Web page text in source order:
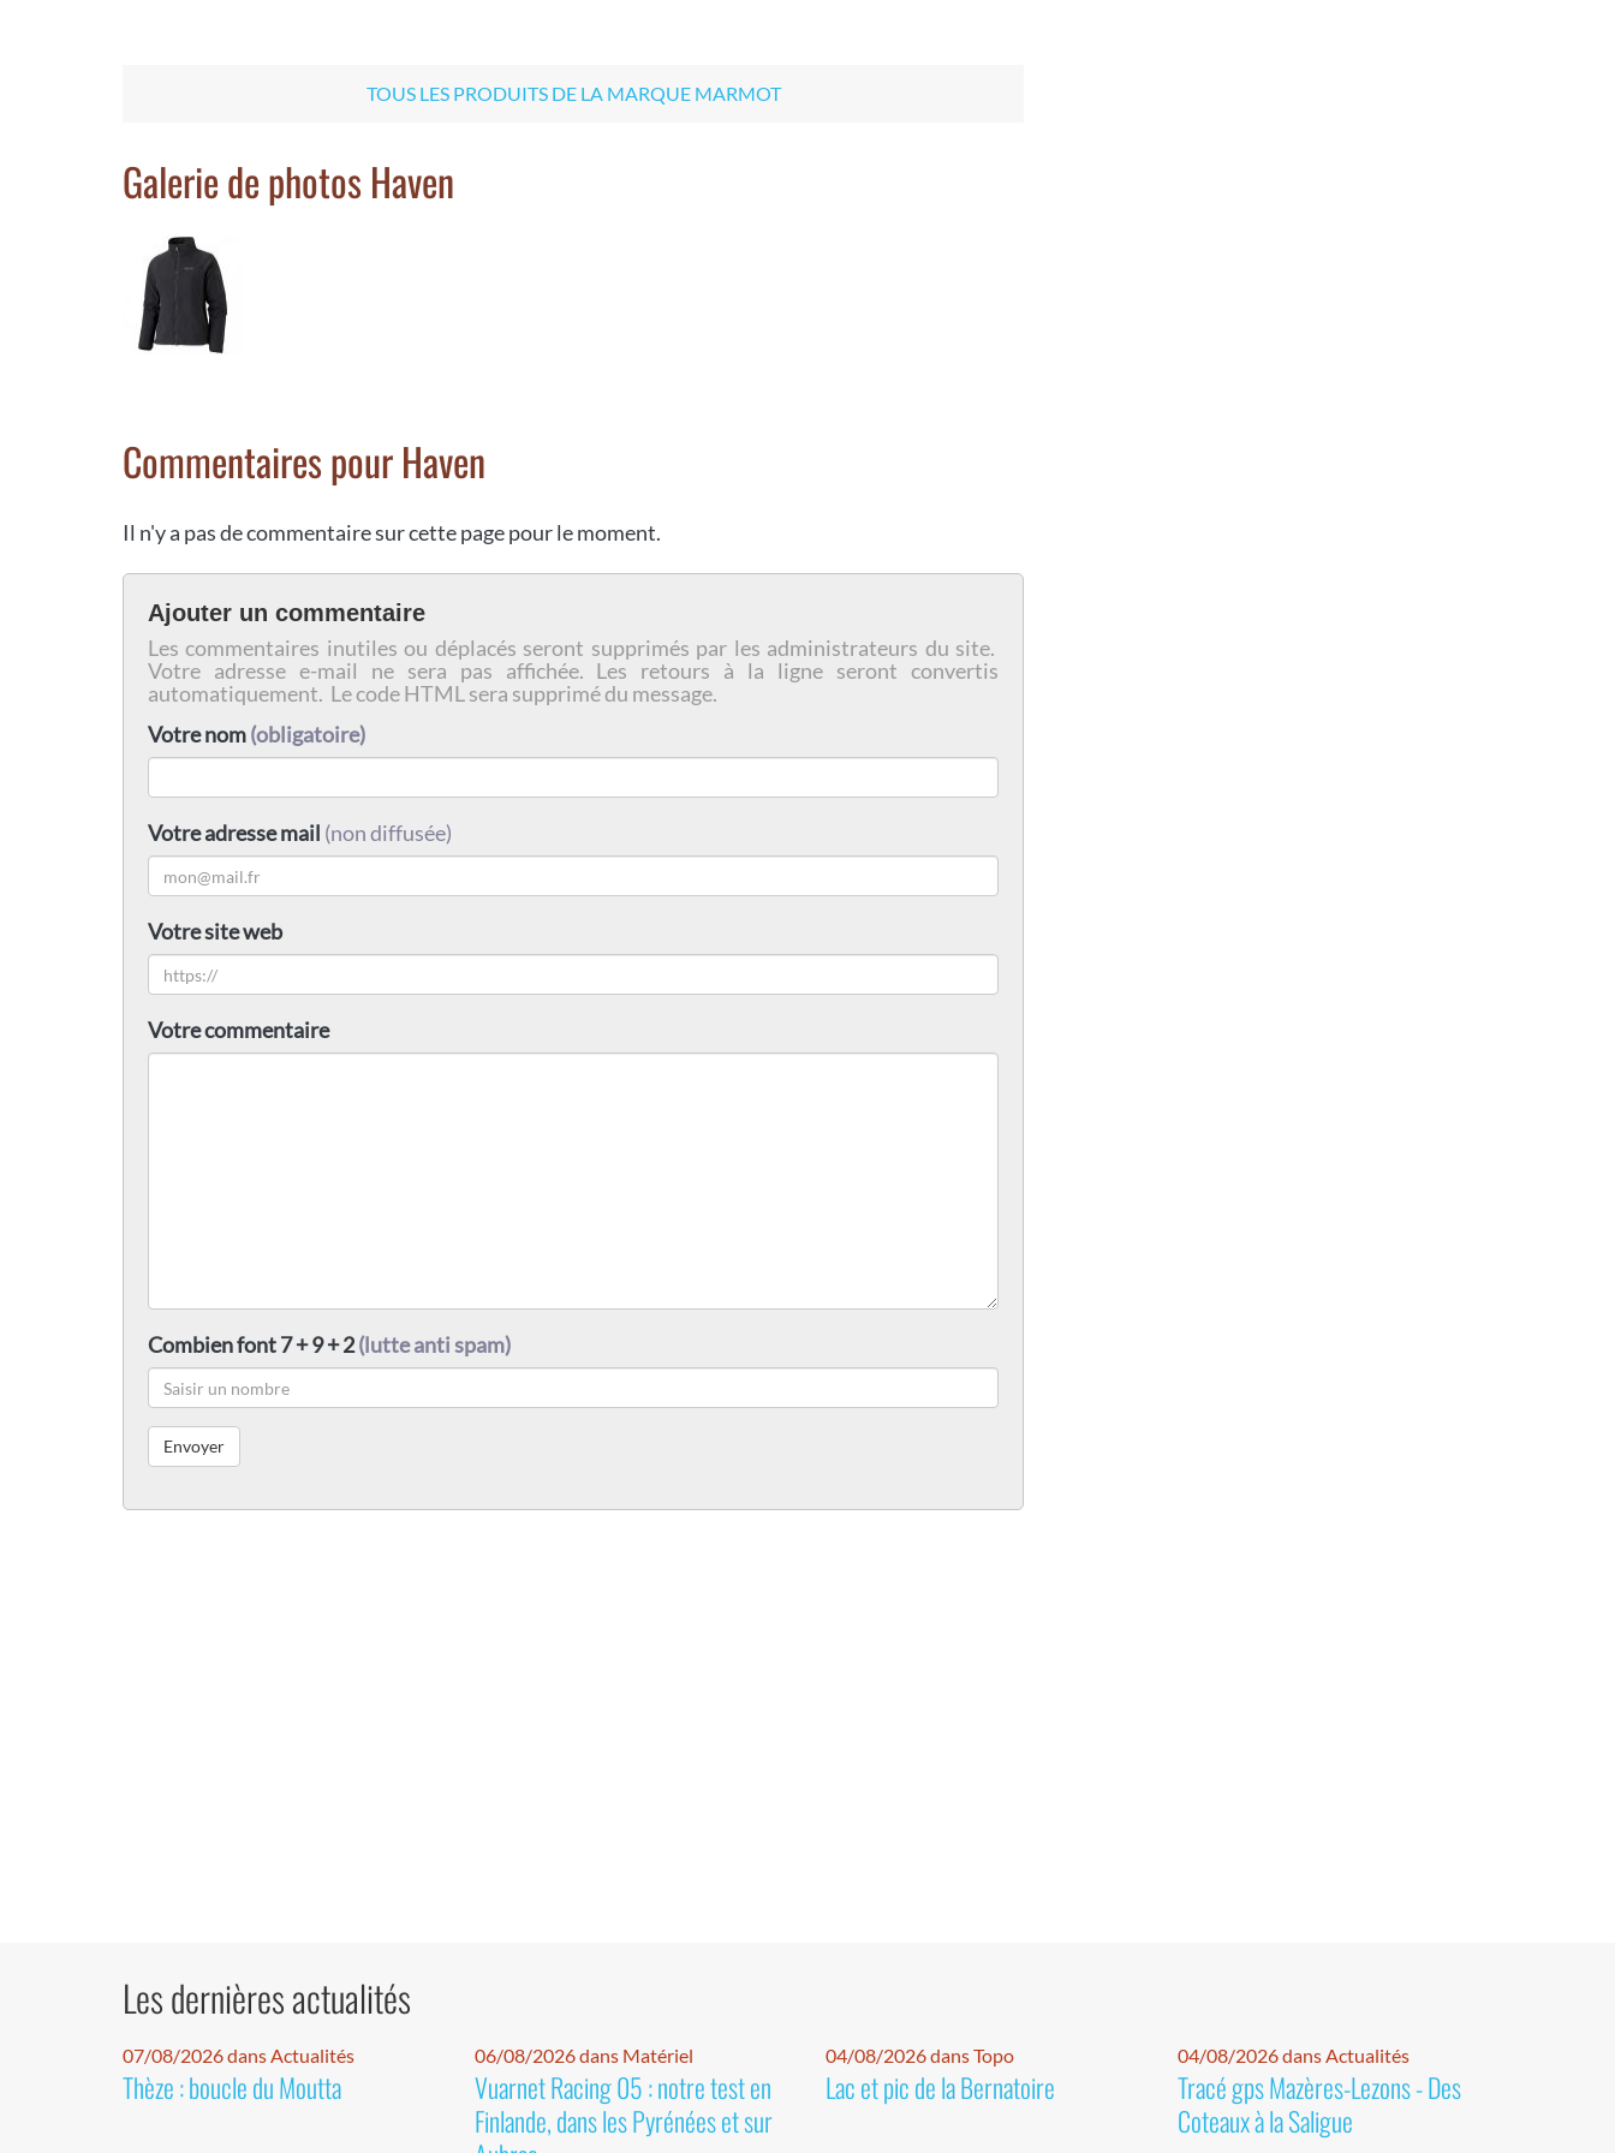
TOUS LES PRODUITS DE LA MARQUE MARMOT
Galerie de photos Haven
Commentaires pour Haven
Il n'y a pas de commentaire sur cette page pour le moment.
Ajouter un commentaire
Les commentaires inutiles ou déplacés seront supprimés par les administrateurs du site.
Votre adresse e-mail ne sera pas affichée. Les retours à la ligne seront convertis
automatiquement. Le code HTML sera supprimé du message.
Votre nom(obligatoire)
Votre adresse mail (non diffusée)
Votre site web
Votre commentaire
Combien font 7 + 9 + 2(lutte anti spam)
Les dernières actualités
07/08/2026 dans Actualités
Thèze : boucle du Moutta
06/08/2026 dans Matériel
Vuarnet Racing 05 : notre test en
Finlande, dans les Pyrénées et sur
04/08/2026 dans Topo
Lac et pic de la Bernatoire
04/08/2026 dans Actualités
Tracé gps Mazères-Lezons - Des
Coteaux à la Saligue